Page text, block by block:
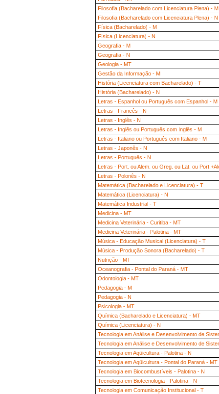
Filosofia (Bacharelado com Licenciatura Plena) - M
Filosofia (Bacharelado com Licenciatura Plena) - N
Física (Bacharelado) - M
Física (Licenciatura) - N
Geografia - M
Geografia - N
Geologia - MT
Gestão da Informação - M
História (Licenciatura com Bacharelado) - T
História (Bacharelado) - N
Letras - Espanhol ou Português com Espanhol - M
Letras - Francês - N
Letras - Inglês - N
Letras - Inglês ou Português com Inglês - M
Letras - Italiano ou Português com Italiano - M
Letras - Japonês - N
Letras - Português - N
Letras - Port. ou Alem. ou Greg. ou Lat. ou
Letras - Polonês - N
Matemática (Bacharelado e Licenciatura) - T
Matemática (Licenciatura) - N
Matemática Industrial - T
Medicina - MT
Medicina Veterinária - Curitiba - MT
Medicina Veterinária - Palotina - MT
Música - Educação Musical (Licenciatura) - T
Música - Produção Sonora (Bacharelado) - T
Nutrição - MT
Oceanografia - Pontal do Paraná - MT
Odontologia - MT
Pedagogia - M
Pedagogia - N
Psicologia - MT
Química (Bacharelado e Licenciatura) - MT
Química (Licenciatura) - N
Tecnologia em Análise e Desenvolvimento de
Tecnologia em Análise e Desenvolvimento de
Tecnologia em Aqüicultura - Palotina - N
Tecnologia em Aqüicultura - Pontal do Paraná - MT
Tecnologia em Biocombustíveis - Palotina - N
Tecnologia em Biotecnologia - Palotina - N
Tecnologia em Comunicação Institucional - T